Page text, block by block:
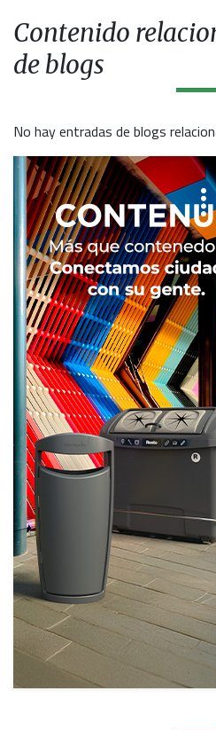
Contenido
de blogs
No hay entradas de blogs